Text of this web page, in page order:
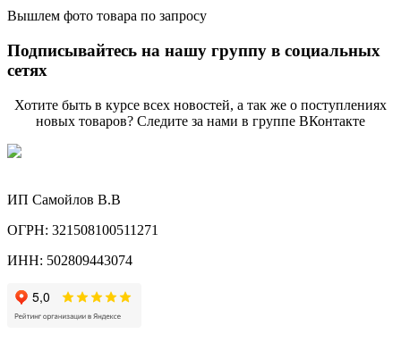
Вышлем фото товара по запросу
Подписывайтесь на нашу группу в социальных
сетях
Хотите быть в курсе всех новостей, а так же о поступлениях
новых товаров? Следите за нами в группе ВКонтакте
ИП Самойлов В.В
ОГРН: 321508100511271
ИНН: 502809443074